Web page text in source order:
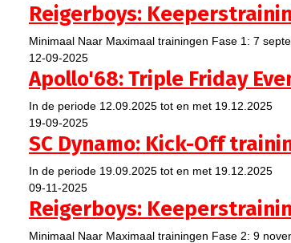
Reigerboys:
Minimaal Naar Maximaal trainingen Fase 1: 7
12-09-2025
Apollo'68: Triple Friday
In de periode 12.09.2025 tot en met 19.12.2025
19-09-2025
SC Dynamo: Kick-Off
In de periode 19.09.2025 tot en met 19.12.2025
09-11-2025
Reigerboys:
Minimaal Naar Maximaal trainingen Fase 2: 9